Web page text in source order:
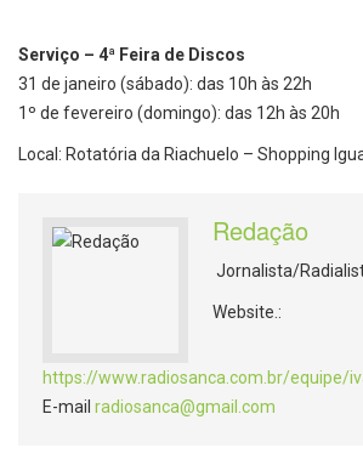
Serviço – 4ª Feira de Discos
31 de janeiro (sábado): das 10h às 22h
1º de fevereiro (domingo): das 12h às 20h
Local: Rotatória da Riachuelo – Shopping
Redação
Jornalista/
Website.:
https://www.radiosanca.com.br/equipe/
E-mail radiosanca@gmail.com